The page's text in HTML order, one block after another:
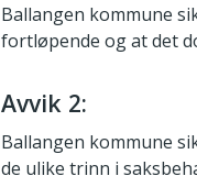
Ballangen kommune
fortløpende og at det
Avvik 2:
Ballangen kommune
de ulike trinn i